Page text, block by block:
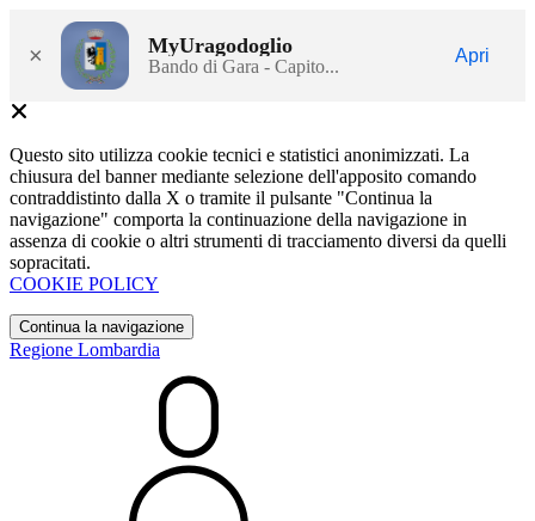
× MyUragodoglio
Bando di Gara - Capito...
Apri
Questo sito utilizza cookie tecnici e statistici anonimizzati. La
chiusura del banner mediante selezione dell'apposito comando
contraddistinto dalla X o tramite il pulsante "Continua la
navigazione" comporta la continuazione della navigazione in
assenza di cookie o altri strumenti di tracciamento diversi da quelli
sopracitati.
COOKIE POLICY
Continua la navigazione
Regione Lombardia